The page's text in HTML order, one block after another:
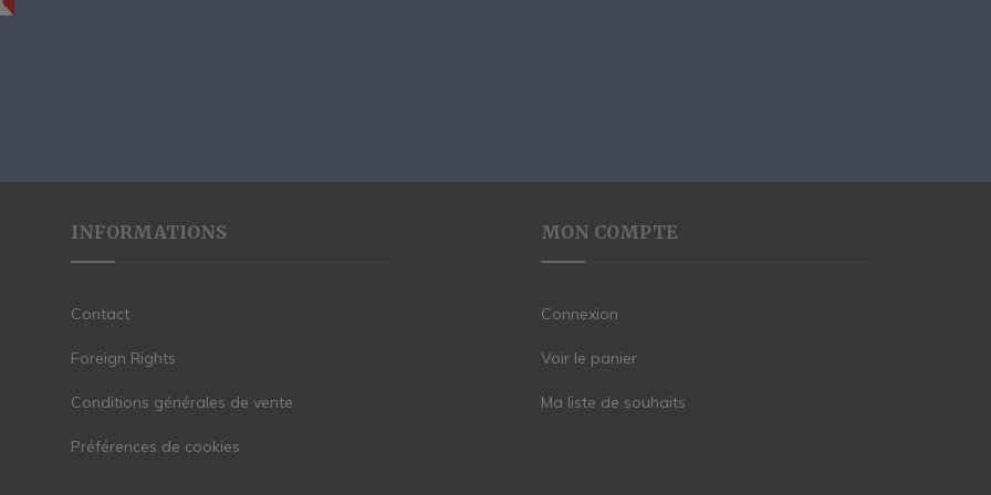
INFORMATIONS
Contact
Foreign Rights
Conditions générales de vente
Préférences de cookies
MON COMPTE
Connexion
Voir le panier
Ma liste de souhaits